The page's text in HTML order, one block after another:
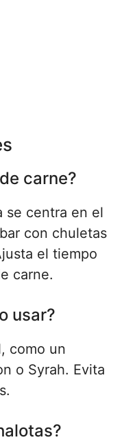
carne?
se centra en el
con chuletas
el tiempo
carne.
usar?
como un
o Syrah. Evita